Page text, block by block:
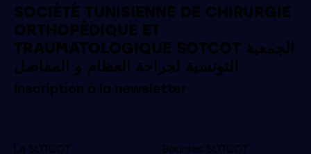
SOCIÉTÉ TUNISIENNE DE CHIRURGIE
ORTHOPÉDIQUE ET
TRAUMATOLOGIQUE SOTCOT الجمعية
التونسية لجراحة العظام و المفاصل
Inscription à la newsletter
La SOTCOT Bourses SOTCOT